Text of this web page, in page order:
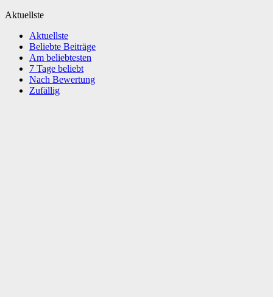
Aktuellste
Aktuellste
Beliebte Beiträge
Am beliebtesten
7 Tage beliebt
Nach Bewertung
Zufällig